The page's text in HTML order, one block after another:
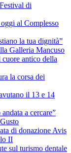
di
al Complesso
la tua dignità”
Galleria Mancuso
antico della
la corsa dei
il 13 e 14
a cercare”
di donazione Avis
II
sul turismo dentale